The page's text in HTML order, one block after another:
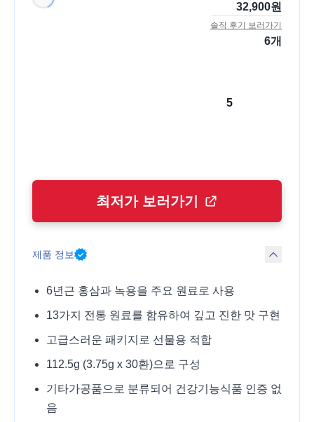
32,900원
솔직 후기 보러가기
6개
5
최저가 보러가기
제품 정보
6년근 홍삼과 녹용을 주요 원료로 사용
13가지 전통 원료를 함유하여 깊고 진한 맛 구현
고급스러운 패키지로 선물용 적합
112.5g (3.75g x 30환)으로 구성
기타가공품으로 분류되어 건강기능식품 인증 없
음